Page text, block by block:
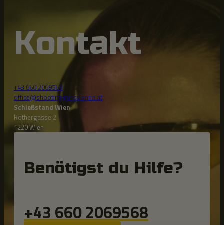
Kontakt
+43 660 2069568
office@shootinggunsvienna.at
Schießstand Wien
Rothergasse 2
1220 Wien
Benötigst du Hilfe?
+43 660 2069568